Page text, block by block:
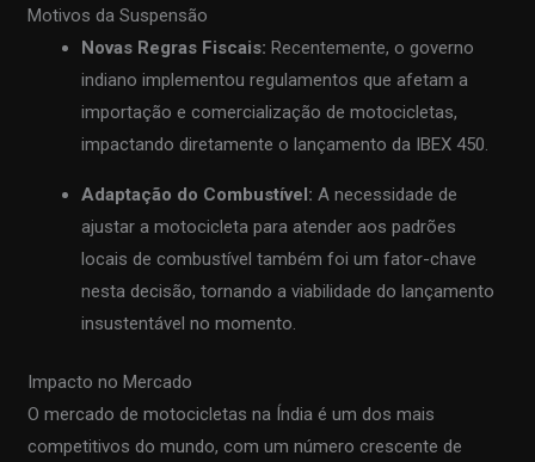
Motivos da Suspensão
Novas Regras Fiscais: Recentemente, o governo
indiano implementou regulamentos que afetam a
importação e comercialização de motocicletas,
impactando diretamente o lançamento da IBEX 450.
Adaptação do Combustível: A necessidade de
ajustar a motocicleta para atender aos padrões
locais de combustível também foi um fator-chave
nesta decisão, tornando a viabilidade do lançamento
insustentável no momento.
Impacto no Mercado
O mercado de motocicletas na Índia é um dos mais
competitivos do mundo, com um número crescente de